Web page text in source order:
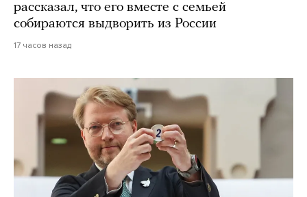
рассказал, что его вместе с семьей
собираются выдворить из России
17 часов назад